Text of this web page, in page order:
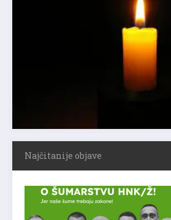
Najčitanije objave